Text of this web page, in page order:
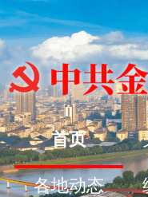
首页
各地动态